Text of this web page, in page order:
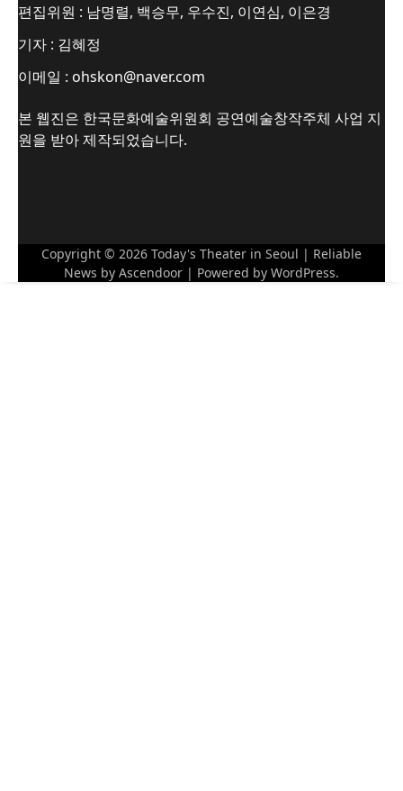
편집위원 : 남명렬, 백승무, 우수진, 이연심, 이은경
기자 : 김혜정
이메일 : ohskon@naver.com
본 웹진은 한국문화예술위원회 공연예술창작주체 사업 지
원을 받아 제작되었습니다.
Copyright © 2026 Today's Theater in Seoul | Reliable
News by Ascendoor | Powered by WordPress.